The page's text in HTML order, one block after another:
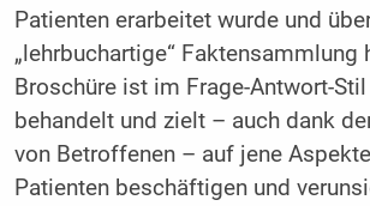
Patienten erarbeitet wurde und
„lehrbuchartige“ Faktensammlung
Broschüre ist im Frage-Antwort-
behandelt und zielt – auch dank
von Betroffenen – auf jene
Patienten beschäftigen und